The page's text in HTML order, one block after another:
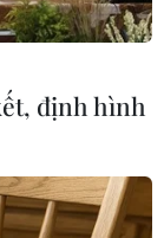
định hình